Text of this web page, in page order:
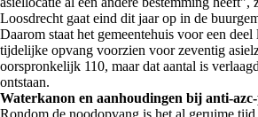
Loosdrecht gaat eind dit jaar op in de
Daarom staat het gemeentehuis voor een
tijdelijke opvang voorzien voor zeventig
oorspronkelijk 110, maar dat aantal is
ontstaan.
Waterkanon en aanhoudingen bij anti-
Rondom de noodopvang is het al geruime